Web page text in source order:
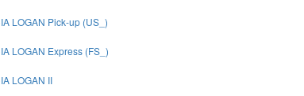
LOGAN Pick-up (US_)
LOGAN Express (FS_)
LOGAN II